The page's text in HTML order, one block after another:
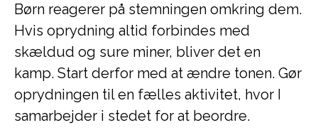
Børn reagerer på stemningen omkring dem.
Hvis oprydning altid forbindes med
skældud og sure miner, bliver det en
kamp. Start derfor med at ændre tonen. Gør
oprydningen til en fælles aktivitet, hvor I
samarbejder i stedet for at beordre.